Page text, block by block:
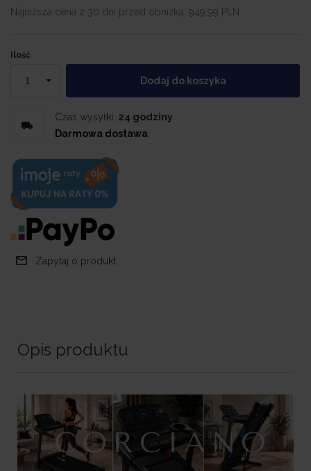
Najniższa cena z 30 dni przed obniżką: 949,99 PLN
Ilość
Dodaj do koszyka
Czas wysyłki: 24 godziny
Darmowa dostawa
Zapytaj o produkt
Opis produktu